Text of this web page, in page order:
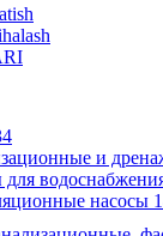
и
насосы